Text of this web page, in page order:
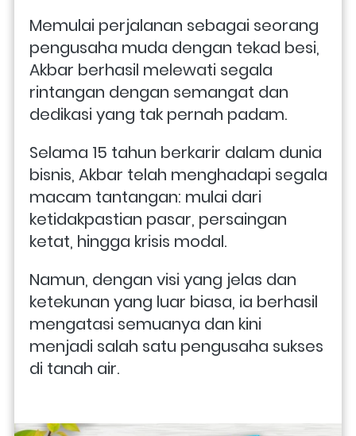
Memulai perjalanan sebagai seorang
pengusaha muda dengan tekad besi,
Akbar berhasil melewati segala
rintangan dengan semangat dan
dedikasi yang tak pernah padam.
Selama 15 tahun berkarir dalam dunia
bisnis, Akbar telah menghadapi segala
macam tantangan: mulai dari
ketidakpastian pasar, persaingan
ketat, hingga krisis modal.
Namun, dengan visi yang jelas dan
ketekunan yang luar biasa, ia berhasil
mengatasi semuanya dan kini
menjadi salah satu pengusaha sukses
di tanah air.